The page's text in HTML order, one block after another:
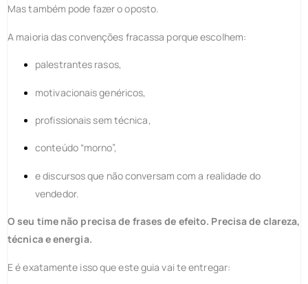
Mas também pode fazer o oposto.
A maioria das convenções fracassa porque escolhem:
palestrantes rasos,
motivacionais genéricos,
profissionais sem técnica,
conteúdo “morno”,
e discursos que não conversam com a realidade do
vendedor.
O seu time não precisa de frases de efeito. Precisa de clareza,
técnica e energia.
E é exatamente isso que este guia vai te entregar: